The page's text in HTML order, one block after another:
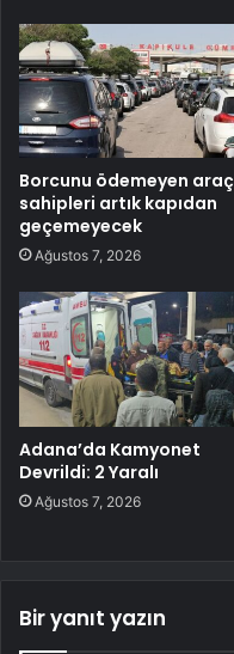
Borcunu ödemeyen araç
sahipleri artık kapıdan
geçemeyecek
Ağustos 7, 2026
Adana’da Kamyonet
Devrildi: 2 Yaralı
Ağustos 7, 2026
Bir yanıt yazın